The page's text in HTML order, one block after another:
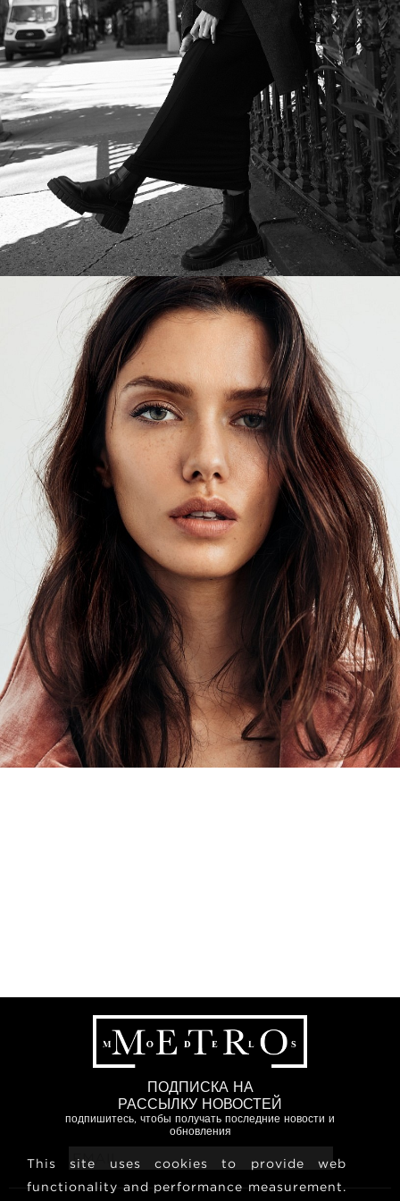
ПОДПИСКА НА
РАССЫЛКУ НОВОСТЕЙ
подпишитесь, чтобы получать последние новости и
обновления
This site uses cookies to provide web
functionality and performance measurement.